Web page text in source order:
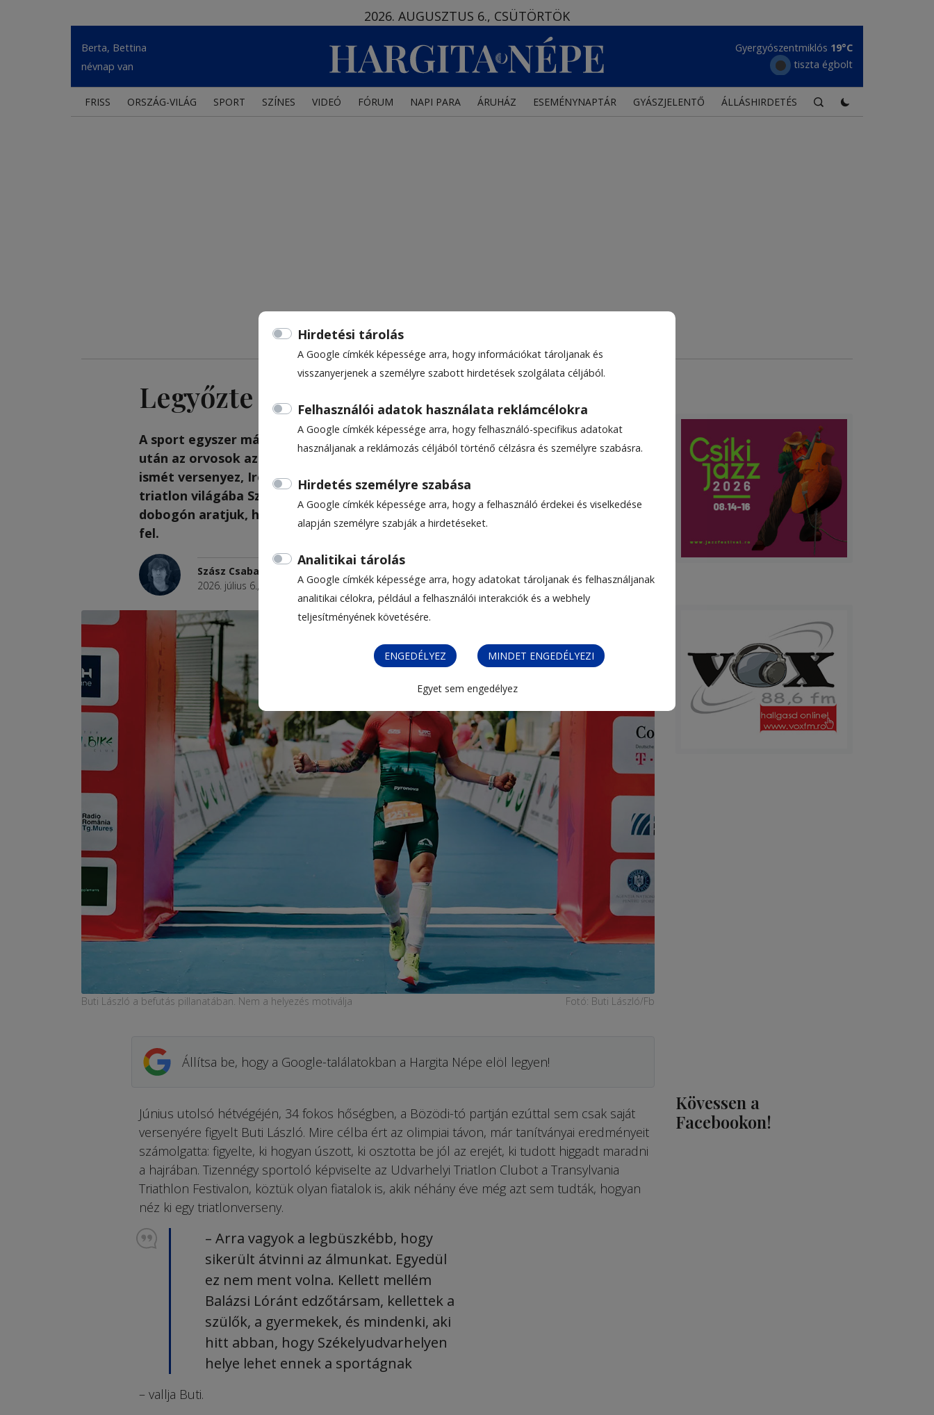
Hirdetési tárolás
A Google címkék képessége arra, hogy információkat tároljanak és
visszanyerjenek a személyre szabott hirdetések szolgálata céljából.
Felhasználói adatok használata reklámcélokra
A Google címkék képessége arra, hogy felhasználó-specifikus adatokat
használjanak a reklámozás céljából történő célzásra és személyre szabásra.
Hirdetés személyre szabása
A Google címkék képessége arra, hogy a felhasználó érdekei és viselkedése
alapján személyre szabják a hirdetéseket.
Analitikai tárolás
A Google címkék képessége arra, hogy adatokat tároljanak és felhasználjanak
analitikai célokra, például a felhasználói interakciók és a webhely
teljesítményének követésére.
ENGEDÉLYEZ MINDET ENGEDÉLYEZI
Egyet sem engedélyez
2026. AUGUSZTUS 6., CSÜTÖRTÖK
Berta, Bettina
névnap van
Gyergyószentmiklós 19°C
tiszta égbolt
FRISS ORSZÁG-VILÁG SPORT SZÍNES VIDEÓ FÓRUM NAPI PARA ÁRUHÁZ ESEMÉNYNAPTÁR GYÁSZJELENTŐ ÁLLÁSHIRDETÉS
Legyőzte a rákot is
A sport egyszer már majdnem eltűnt Buti László életéből: csontrákdiagnózisa
után az orvosok azt mondták neki, többé nem sportolhat. Három évvel később
ismét versenyez, Ironmanre készül, és közel félszáz gyermeket vezetett be a
triatlon világába Székelyudvarhelyen. Szerinte a legnagyobb győzelmeket nem a
dobogón aratjuk, hanem akkor, amikor a legnehezebb helyzetekben sem adjuk
fel.
Szász Csaba
2026. július 6., 18:18
Buti László a befutás pillanatában. Nem a helyezés motiválja Fotó: Buti László/Fb
Állítsa be, hogy a Google-találatokban a Hargita Népe elöl legyen!
Június utolsó hétvégéjén, 34 fokos hőségben, a Bözödi-tó partján ezúttal sem csak saját
versenyére figyelt Buti László. Mire célba ért az olimpiai távon, már tanítványai eredményeit
számolgatta: figyelte, ki hogyan úszott, ki osztotta be jól az erejét, ki tudott higgadt maradni
a hajrában. Tizennégy sportoló képviselte az Udvarhelyi Triatlon Clubot a Transylvania
Triathlon Festivalon, köztük olyan fiatalok is, akik néhány éve még azt sem tudták, hogyan
néz ki egy triatlonverseny.
– Arra vagyok a legbüszkébb, hogy
sikerült átvinni az álmunkat. Egyedül
ez nem ment volna. Kellett mellém
Balázsi Lóránt edzőtársam, kellettek a
szülők, a gyermekek, és mindenki, aki
hitt abban, hogy Székelyudvarhe­lyen
helye lehet ennek a sport­ágnak
– vallja Buti.
Kövessen a
Facebookon!